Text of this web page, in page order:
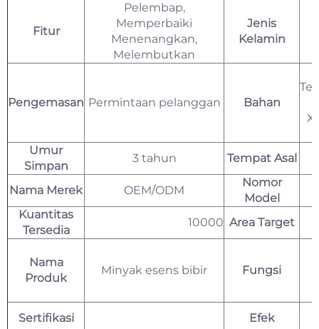
Fitur
Pelembap,
Memperbaiki
Menenangkan,
Melembutkan
Jenis
Kelamin
Pengemasan Permintaan pelanggan Bahan
Umur
Simpan
3 tahun Tempat Asal
Nama Merek OEM/ODM
Nomor
Model
Kuantitas
Tersedia
10000 Area Target
Nama
Produk
Minyak esens bibir Fungsi
Sertifikasi
Efek